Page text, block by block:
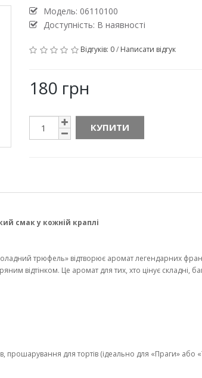
Модель: 06110100
Доступність: В наявності
Відгуків: 0/ Написати відгук
180 грн
КУПИТИ
смак у кожній краплі
трюфель» відтворює аромат легендарних
відтінком. Це аромат для тих, хто цінує складні,
прошарування для тортів (ідеально для «Праги» або